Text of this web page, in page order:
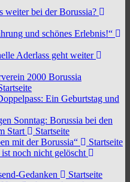
weiter bei der Borussia?
und schönes Erlebnis!“
Aderlass geht weiter
2000 Borussia
Ein Geburtstag und
Sonntag: Borussia bei den
Start
Startseite
mit der Borussia“
Startseite
noch nicht gelöscht
Gedanken
Startseite